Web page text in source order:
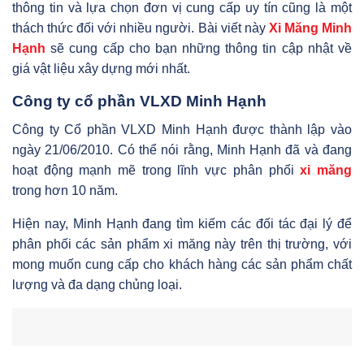
thông tin và lựa chọn đơn vị cung cấp uy tín cũng là một
thách thức đối với nhiều người. Bài viết này Xi Măng Minh
Hạnh sẽ cung cấp cho bạn những thông tin cập nhật về
giá vật liệu xây dựng mới nhất.
Công ty cổ phần VLXD Minh Hạnh
Công ty Cổ phần VLXD Minh Hạnh được thành lập vào
ngày 21/06/2010. Có thể nói rằng, Minh Hạnh đã và đang
hoạt động mạnh mẽ trong lĩnh vực phân phốixi măng
trong hơn 10 năm.
Hiện nay, Minh Hạnh đang tìm kiếm các đối tác đại lý để
phân phối các sản phẩm xi măng này trên thị trường, với
mong muốn cung cấp cho khách hàng các sản phẩm chất
lượng và đa dạng chủng loại.